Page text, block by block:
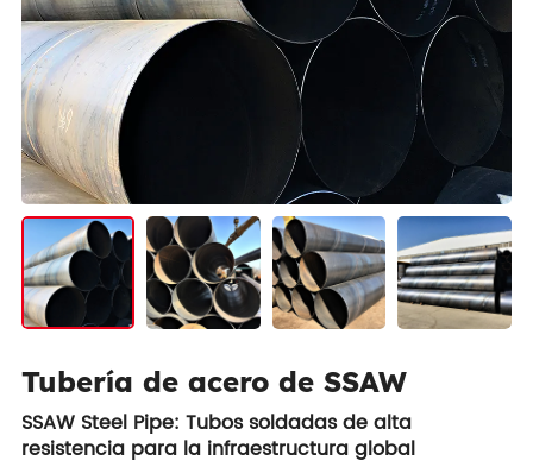
Tubería de acero de SSAW
SSAW Steel Pipe: Tubos soldadas de alta
resistencia para la infraestructura global